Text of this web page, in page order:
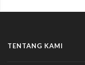
TENTANG KAMI